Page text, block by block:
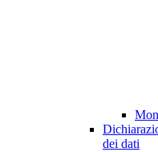
dei dati